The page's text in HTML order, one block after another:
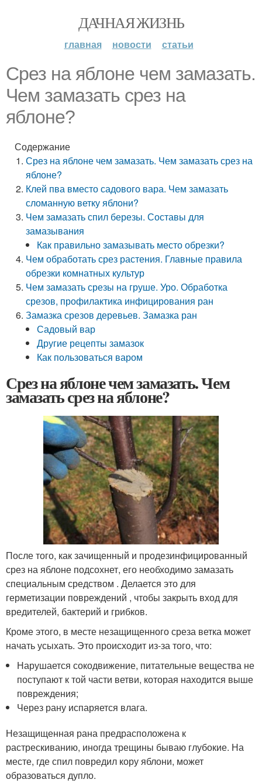
ДАЧНАЯ ЖИЗНЬ
главная новости статьи
Срез на яблоне чем замазать.
Чем замазать срез на
яблоне?
Содержание
Срез на яблоне чем замазать. Чем замазать срез на
яблоне?
Клей пва вместо садового вара. Чем замазать
сломанную ветку яблони?
Чем замазать спил березы. Составы для
замазывания
Как правильно замазывать место обрезки?
Чем обработать срез растения. Главные правила
обрезки комнатных культур
Чем замазать срезы на груше. Уро. Обработка
срезов, профилактика инфицирования ран
Замазка срезов деревьев. Замазка ран
Садовый вар
Другие рецепты замазок
Как пользоваться варом
Срез на яблоне чем замазать. Чем
замазать срез на яблоне?
После того, как зачищенный и продезинфицированный
срез на яблоне подсохнет, его необходимо замазать
специальным средством . Делается это для
герметизации повреждений , чтобы закрыть вход для
вредителей, бактерий и грибков.
Кроме этого, в месте незащищенного среза ветка может
начать усыхать. Это происходит из-за того, что:
Нарушается сокодвижение, питательные вещества не
поступают к той части ветви, которая находится выше
повреждения;
Через рану испаряется влага.
Незащищенная рана предрасположена к
растрескиванию, иногда трещины бываю глубокие. На
месте, где спил повредил кору яблони, может
образоваться дупло.